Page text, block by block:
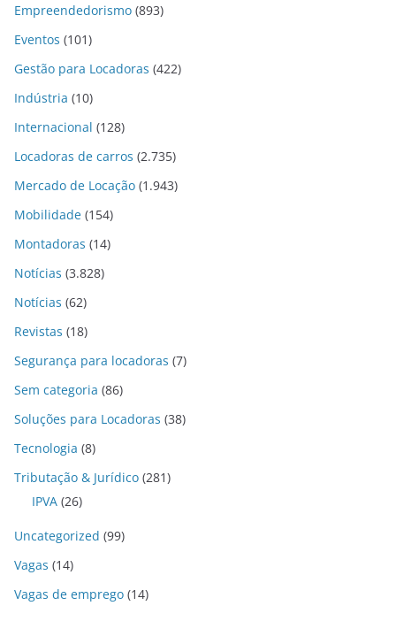
Empreendedorismo (893)
Eventos (101)
Gestão para Locadoras (422)
Indústria (10)
Internacional (128)
Locadoras de carros (2.735)
Mercado de Locação (1.943)
Mobilidade (154)
Montadoras (14)
Notícias (3.828)
Notícias (62)
Revistas (18)
Segurança para locadoras (7)
Sem categoria (86)
Soluções para Locadoras (38)
Tecnologia (8)
Tributação & Jurídico (281)
IPVA (26)
Uncategorized (99)
Vagas (14)
Vagas de emprego (14)